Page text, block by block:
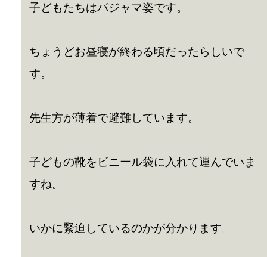
子どもたちはパジャマ姿です。
ちょうどお昼寝が終わる頃だったらしいで
す。
先生方が薄着で避難しています。
子どもの靴をビニール袋に入れて運んでいま
すね。
いかに緊迫しているのかが分かります。